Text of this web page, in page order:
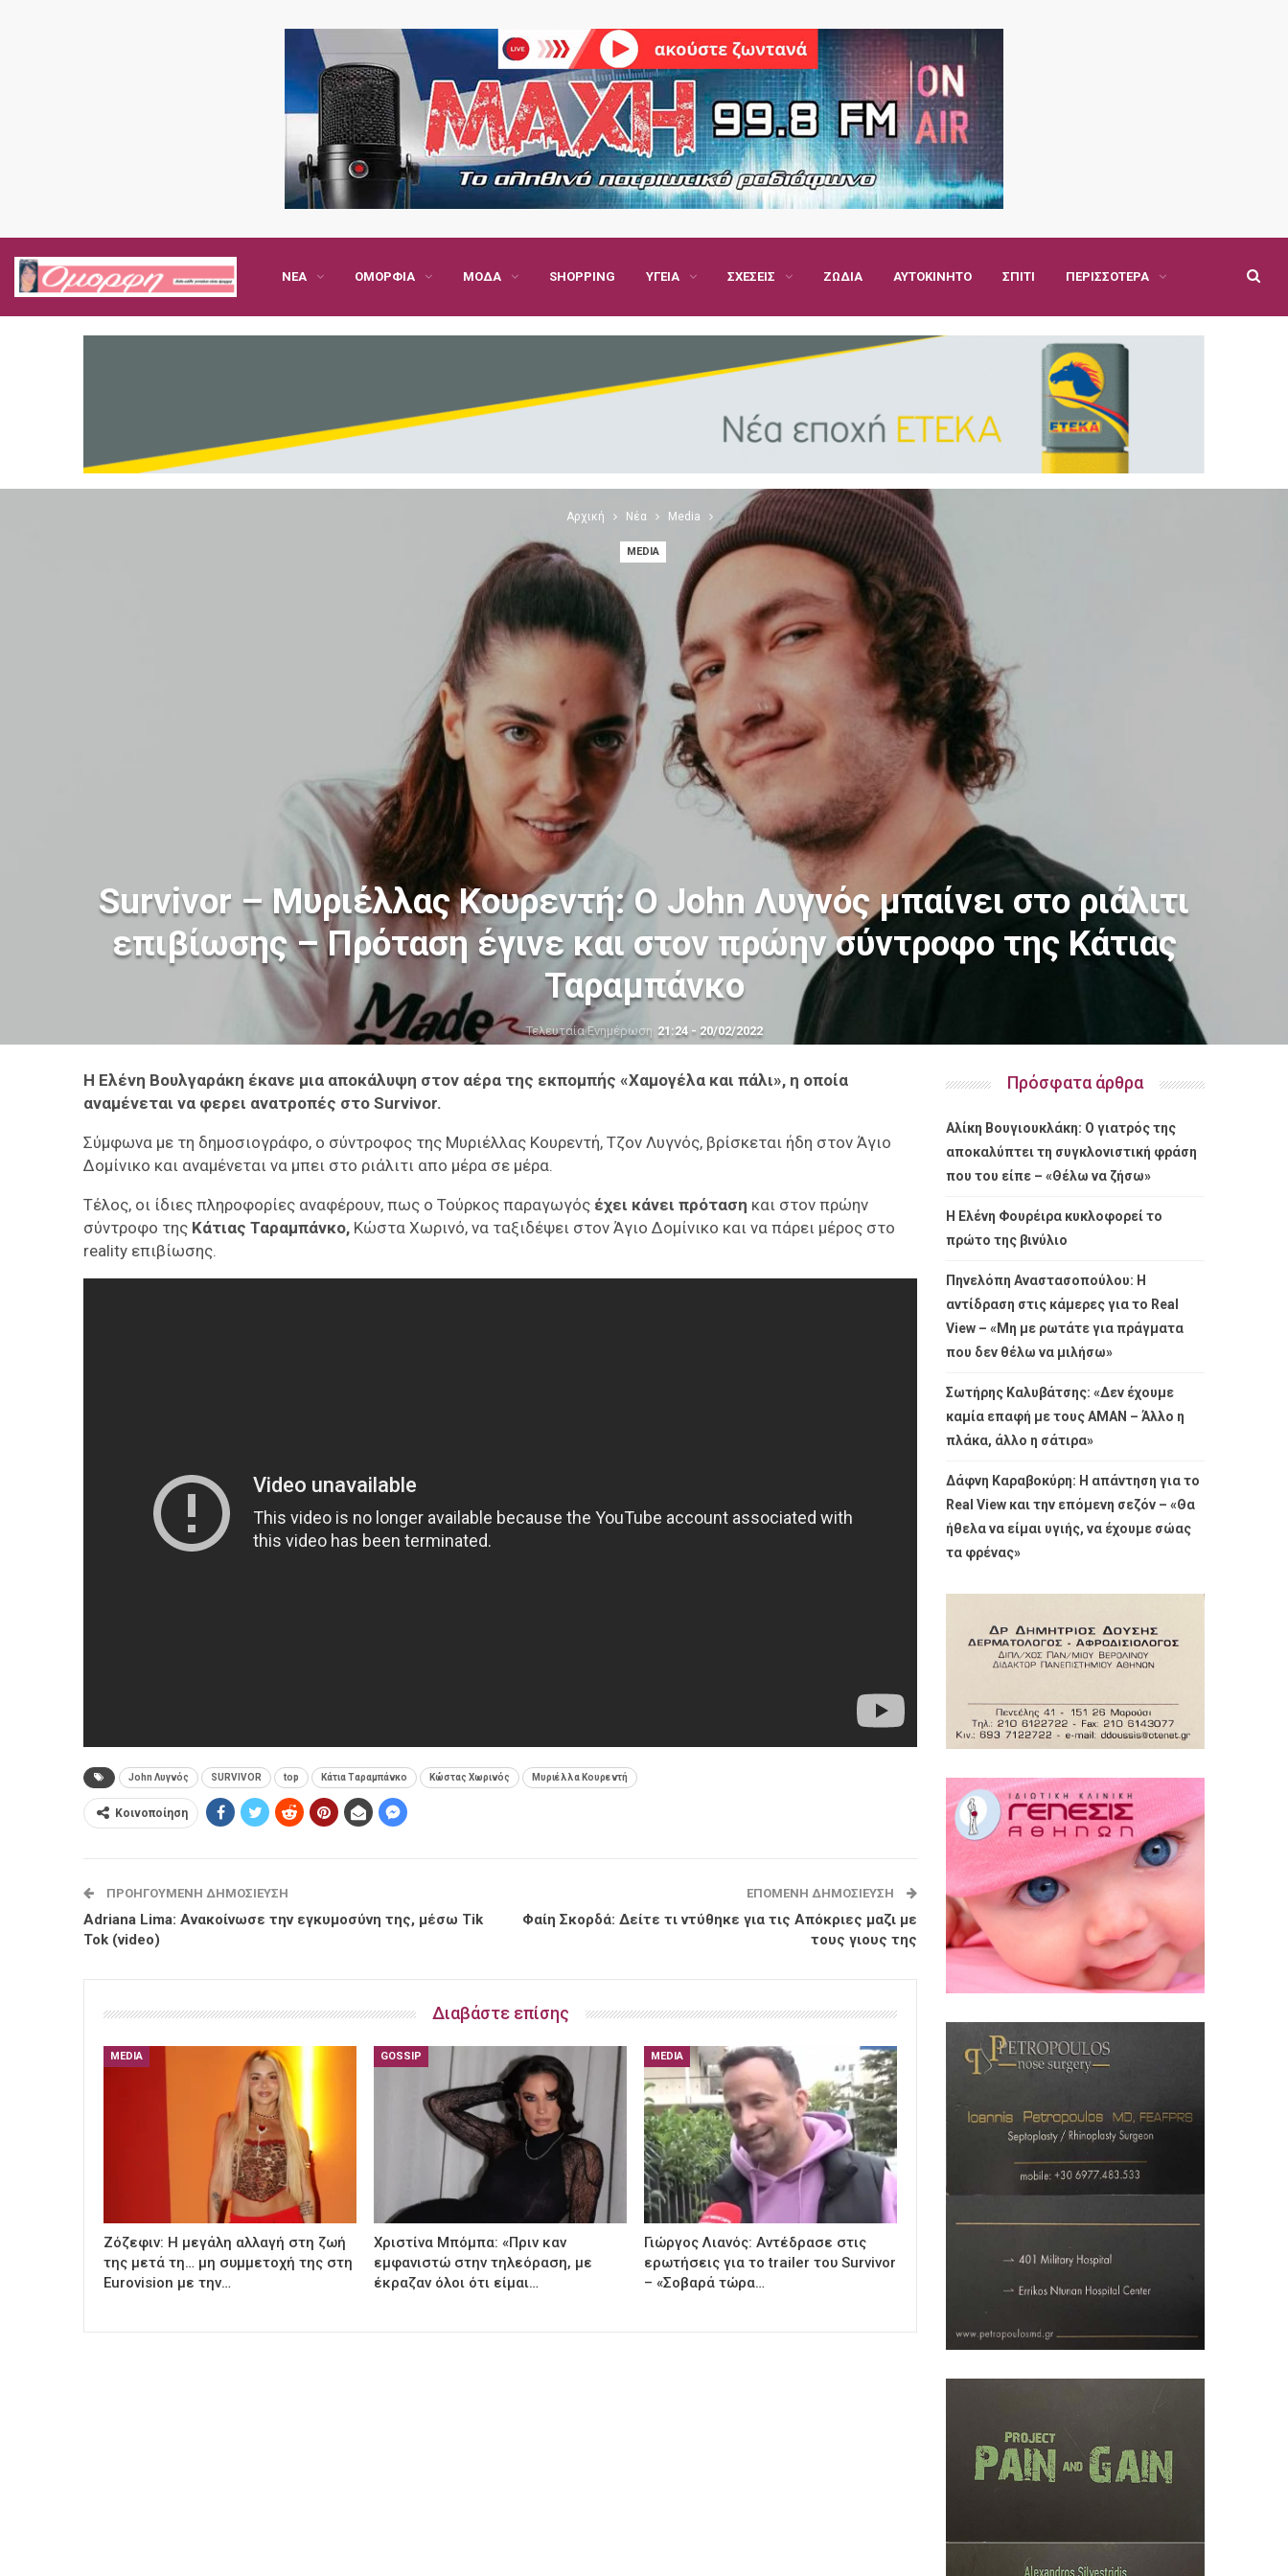
ΝΈΑ ΟΜΟΡΦΙΆ ΜΌΔΑ SHOPPING ΥΓΕΊΑ ΣΧΈΣΕΙΣ ΖΏΔΙΑ ΑΥΤΟΚΊΝΗΤΟ ΣΠΊΤΙ ΠΕΡΙΣΣΌΤΕΡΑ
Αρχική Νέα Media
MEDIA
Survivor – Μυριέλλας Κουρεντή: Ο John Λυγνός μπαίνει στο ριάλιτι
επιβίωσης – Πρόταση έγινε και στον πρώην σύντροφο της Κάτιας
Ταραμπάνκο
Τελευταία Ενημέρωση 21:24 - 20/02/2022
Η Ελένη Βουλγαράκη έκανε μια αποκάλυψη στον αέρα της εκπομπής «Χαμογέλα και πάλι», η οποία
αναμένεται να φερει ανατροπές στο Survivor.
Σύμφωνα με τη δημοσιογράφο, ο σύντροφος της Μυριέλλας Κουρεντή, Τζον Λυγνός, βρίσκεται ήδη στον Άγιο
Δομίνικο και αναμένεται να μπει στο ριάλιτι απο μέρα σε μέρα.
Τέλος, οι ίδιες πληροφορίες αναφέρουν, πως ο Τούρκος παραγωγός έχει κάνει πρόταση και στον πρώην
σύντροφο της Κάτιας Ταραμπάνκο, Κώστα Χωρινό, να ταξιδέψει στον Άγιο Δομίνικο και να πάρει μέρος στο
reality επιβίωσης.
John Λυγνός SURVIVOR top Κάτια Ταραμπάνκο Κώστας Χωρινός Μυριέλλα Κουρεντή
Κοινοποίηση
ΠΡΟΗΓΟΎΜΕΝΗ ΔΗΜΟΣΊΕΥΣΗ
Adriana Lima: Ανακοίνωσε την εγκυμοσύνη της, μέσω Tik
Tok (video)
ΕΠΌΜΕΝΗ ΔΗΜΟΣΊΕΥΣΗ
Φαίη Σκορδά: Δείτε τι ντύθηκε για τις Απόκριες μαζι με
τους γιους της
Διαβάστε επίσης
MEDIA
Ζόζεφιν: Η μεγάλη αλλαγή στη ζωή
της μετά τη… μη συμμετοχή της στη
Eurovision με την…
GOSSIP
Χριστίνα Μπόμπα: «Πριν καν
εμφανιστώ στην τηλεόραση, με
έκραζαν όλοι ότι είμαι…
MEDIA
Γιώργος Λιανός: Αντέδρασε στις
ερωτήσεις για το trailer του Survivor
– «Σοβαρά τώρα…
Πρόσφατα άρθρα
Αλίκη Βουγιουκλάκη: Ο γιατρός της
αποκαλύπτει τη συγκλονιστική φράση
που του είπε – «Θέλω να ζήσω»
Η Ελένη Φουρέιρα κυκλοφορεί το
πρώτο της βινύλιο
Πηνελόπη Αναστασοπούλου: Η
αντίδραση στις κάμερες για το Real
View – «Μη με ρωτάτε για πράγματα
που δεν θέλω να μιλήσω»
Σωτήρης Καλυβάτσης: «Δεν έχουμε
καμία επαφή με τους ΑΜΑΝ – Άλλο η
πλάκα, άλλο η σάτιρα»
Δάφνη Καραβοκύρη: Η απάντηση για το
Real View και την επόμενη σεζόν – «Θα
ήθελα να είμαι υγιής, να έχουμε σώας
τα φρένας»